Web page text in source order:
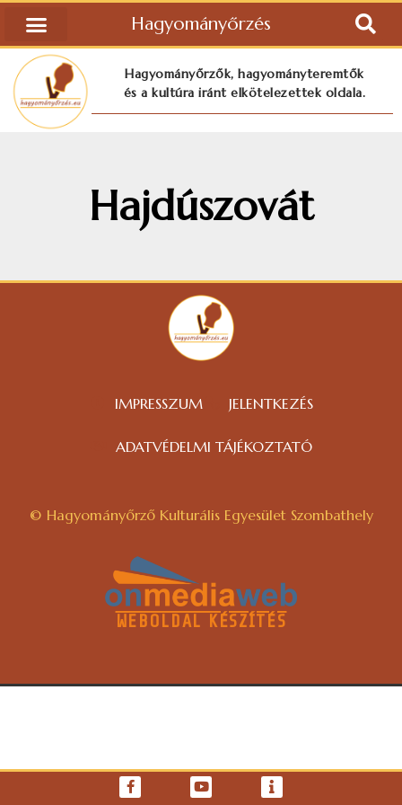
Hagyományőrzés
Hagyományőrzők, hagyományteremtők
és a kultúra iránt elkötelezettek oldala.
Hajdúszovát
IMPRESSZUM JELENTKEZÉS
ADATVÉDELMI TÁJÉKOZTATÓ
© Hagyományőrző Kulturális Egyesület Szombathely
WEBOLDAL KÉSZÍTÉS